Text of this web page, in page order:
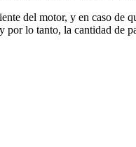
del motor, y en caso de
lo tanto, la cantidad de